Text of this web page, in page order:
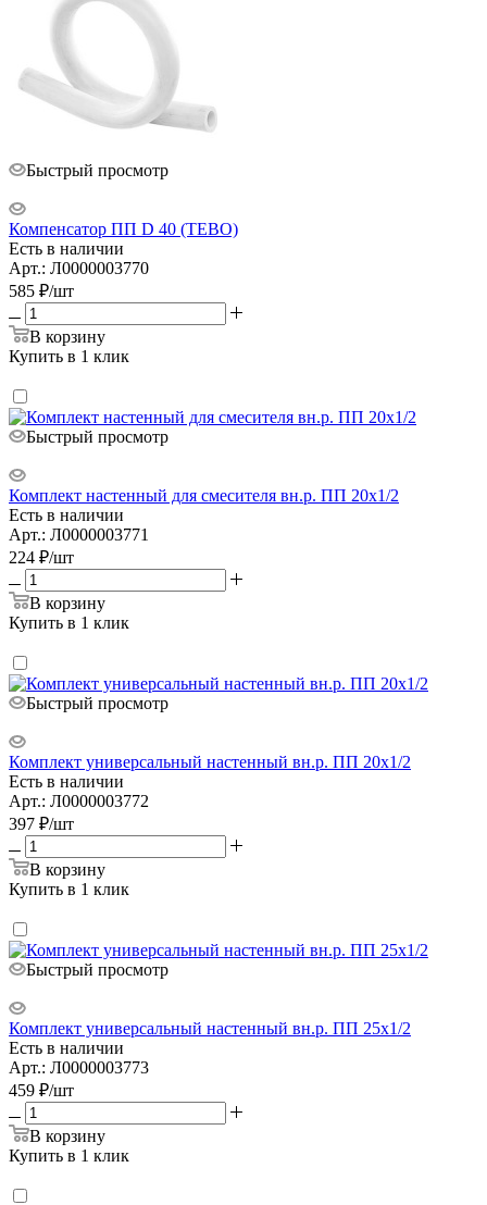
Быстрый просмотр
Компенсатор ПП D 40 (TEBO)
Есть в наличии
Арт.: Л0000003770
585 ₽/шт
В корзину
Купить в 1 клик
Быстрый просмотр
Комплект настенный для смесителя вн.р. ПП 20х1/2
Есть в наличии
Арт.: Л0000003771
224 ₽/шт
В корзину
Купить в 1 клик
Быстрый просмотр
Комплект универсальный настенный вн.р. ПП 20х1/2
Есть в наличии
Арт.: Л0000003772
397 ₽/шт
В корзину
Купить в 1 клик
Быстрый просмотр
Комплект универсальный настенный вн.р. ПП 25х1/2
Есть в наличии
Арт.: Л0000003773
459 ₽/шт
В корзину
Купить в 1 клик